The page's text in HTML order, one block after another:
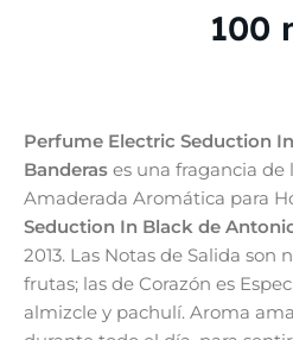
100
Perfume Electric Seduction
Banderas es una fragancia
Amaderada Aromática para
Seduction In Black de
2013. Las Notas de Salida son
frutas; las de Corazón es
almizcle y pachulí. Aroma